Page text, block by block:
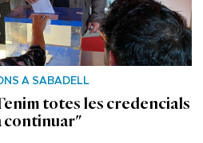
A SABADELL
totes les credencials
continuar"